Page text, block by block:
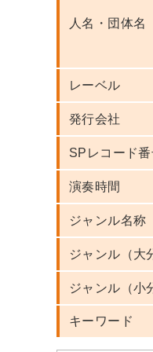
人名・団体名
レーベル
発行会社
SPレコード
演奏時間
ジャンル名称
ジャンル（大
ジャンル（小
キーワード